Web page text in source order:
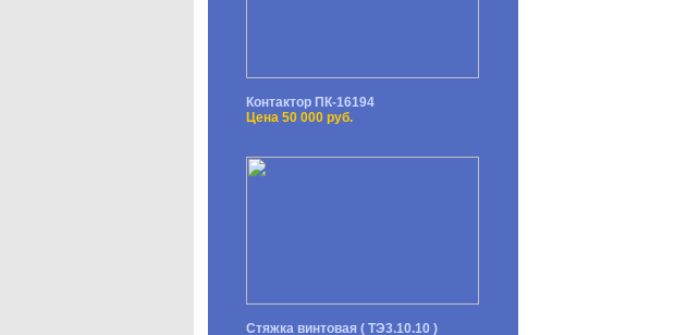
Контактор ПК-16194
Цена 50 000 руб.
Стяжка винтовая ( ТЭ3.10.10 )